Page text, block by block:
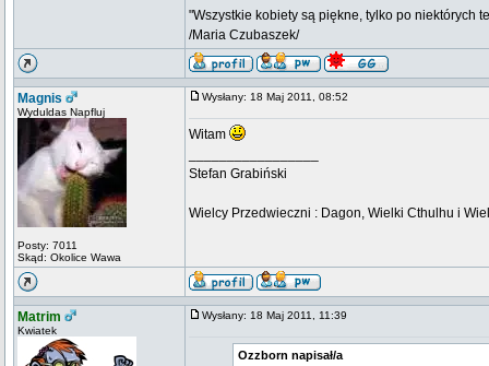
"Wszystkie kobiety są piękne, tylko po niektórych
/Maria Czubaszek/
Magnis
Wyduldas Napfluj
Posty: 7011
Skąd: Okolice Wawa
Wysłany: 18 Maj 2011, 08:52
Witam
Stefan Grabiński
Wielcy Przedwieczni : Dagon, Wielki Cthulhu i
Matrim
Kwiatek
Wysłany: 18 Maj 2011, 11:39
Ozzborn napisał/a